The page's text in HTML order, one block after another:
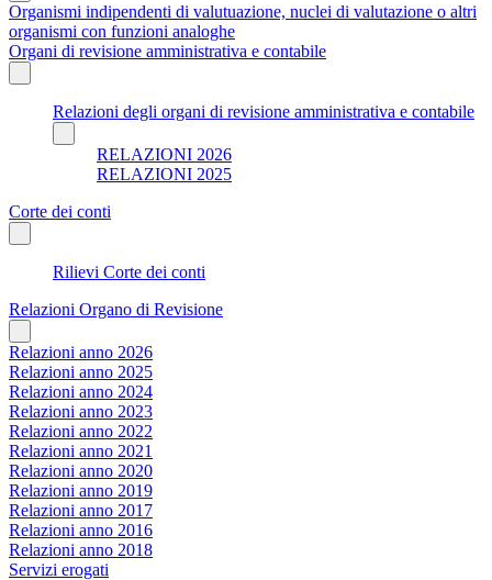
Organismi indipendenti di valutuazione, nuclei di valutazione o altri
organismi con funzioni analoghe
Organi di revisione amministrativa e contabile
Relazioni degli organi di revisione amministrativa e contabile
RELAZIONI 2026
RELAZIONI 2025
Corte dei conti
Rilievi Corte dei conti
Relazioni Organo di Revisione
Relazioni anno 2026
Relazioni anno 2025
Relazioni anno 2024
Relazioni anno 2023
Relazioni anno 2022
Relazioni anno 2021
Relazioni anno 2020
Relazioni anno 2019
Relazioni anno 2017
Relazioni anno 2016
Relazioni anno 2018
Servizi erogati